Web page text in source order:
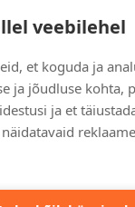
veebilehel
et koguda ja
ja jõudluse kohta,
ja et